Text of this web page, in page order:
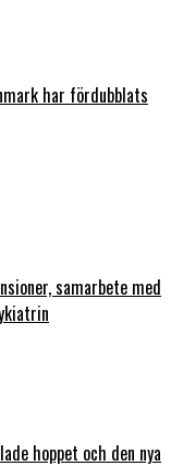
har fördubblats
samarbete med
hoppet och den nya